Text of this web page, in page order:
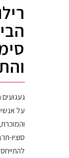
על
סוציו-